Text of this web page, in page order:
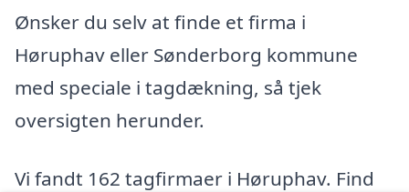
Ønsker du selv at finde et firma i
Høruphav eller Sønderborg kommune
med speciale i tagdækning, så tjek
oversigten herunder.
Vi fandt 162 tagfirmaer i Høruphav. Find